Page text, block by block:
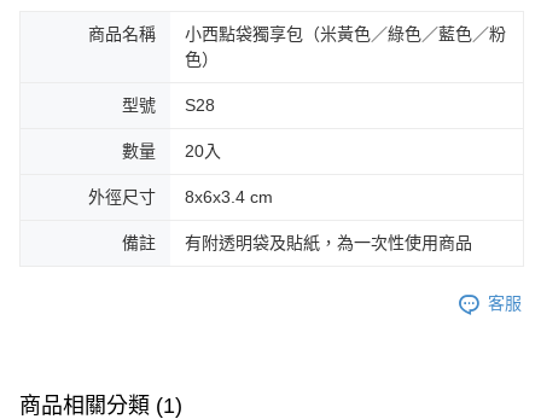
商品名稱
小西點袋獨享包（米黃色／綠色／藍色／粉
色）
型號 S28
數量 20入
外徑尺寸 8x6x3.4 cm
備註 有附透明袋及貼紙，為一次性使用商品
客服
商品相關分類 (1)